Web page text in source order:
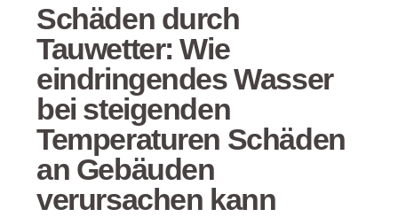
Schäden durch
Tauwetter: Wie
eindringendes Wasser
bei steigenden
Temperaturen Schäden
an Gebäuden
verursachen kann